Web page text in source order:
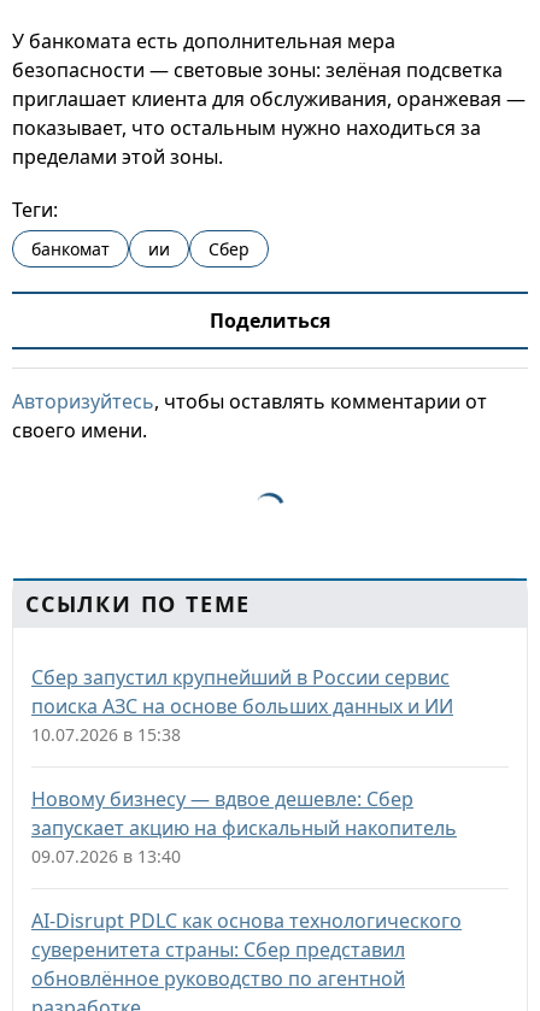
У банкомата есть дополнительная мера
безопасности — световые зоны: зелёная подсветка
приглашает клиента для обслуживания, оранжевая —
показывает, что остальным нужно находиться за
пределами этой зоны.
Теги:
банкомат ии Сбер
Поделиться
Авторизуйтесь, чтобы оставлять комментарии от
своего имени.
ССЫЛКИ ПО ТЕМЕ
Сбер запустил крупнейший в России сервис
поиска АЗС на основе больших данных и ИИ
10.07.2026 в 15:38
Новому бизнесу — вдвое дешевле: Сбер
запускает акцию на фискальный накопитель
09.07.2026 в 13:40
AI-Disrupt PDLC как основа технологического
суверенитета страны: Сбер представил
обновлённое руководство по агентной